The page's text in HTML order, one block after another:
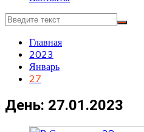
Главная
2023
Январь
27
День: 27.01.2023